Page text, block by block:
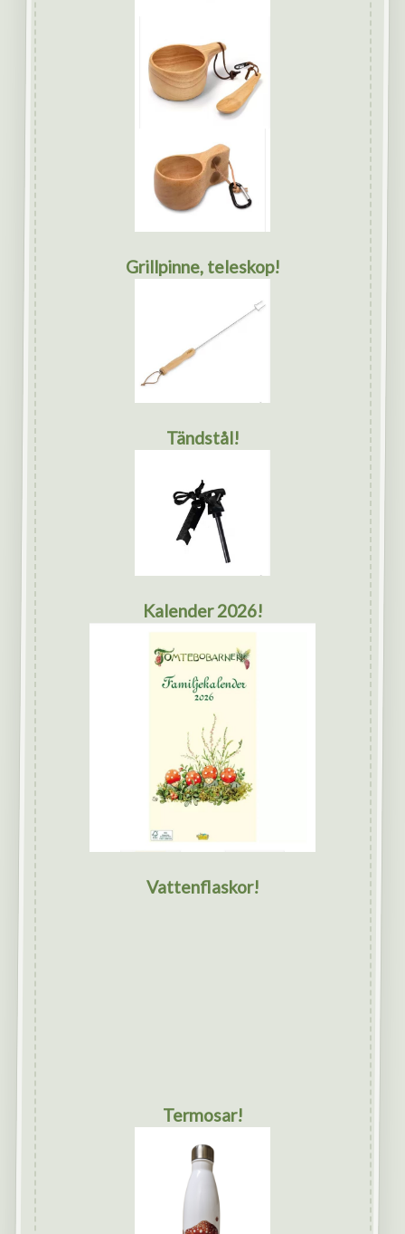
Grillpinne, teleskop!
Tändstål!
Kalender 2026!
Vattenflaskor!
Termosar!